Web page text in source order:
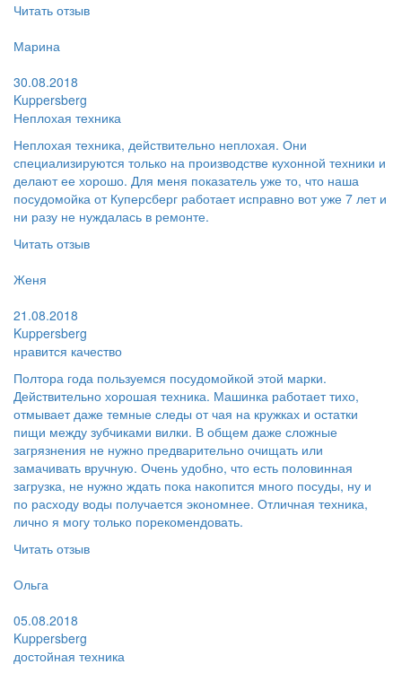
Читать отзыв
Марина
30.08.2018
Kuppersberg
Неплохая техника
Неплохая техника, действительно неплохая. Они
специализируются только на производстве кухонной техники и
делают ее хорошо. Для меня показатель уже то, что наша
посудомойка от Куперсберг работает исправно вот уже 7 лет и
ни разу не нуждалась в ремонте.
Читать отзыв
Женя
21.08.2018
Kuppersberg
нравится качество
Полтора года пользуемся посудомойкой этой марки.
Действительно хорошая техника. Машинка работает тихо,
отмывает даже темные следы от чая на кружках и остатки
пищи между зубчиками вилки. В общем даже сложные
загрязнения не нужно предварительно очищать или
замачивать вручную. Очень удобно, что есть половинная
загрузка, не нужно ждать пока накопится много посуды, ну и
по расходу воды получается экономнее. Отличная техника,
лично я могу только порекомендовать.
Читать отзыв
Ольга
05.08.2018
Kuppersberg
достойная техника